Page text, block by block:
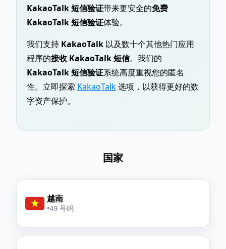
KakaoTalk 短信验证带来更安全的免费
KakaoTalk 短信验证体验。
我们支持 KakaoTalk 以及数十个其他热门应用
程序的接收 KakaoTalk 短信。我们的
KakaoTalk 短信验证系统高度重视您的匿名
性。立即探索 KakaoTalk选项，以获得更好的数
字资产保护。
国家
越南
•49 号码